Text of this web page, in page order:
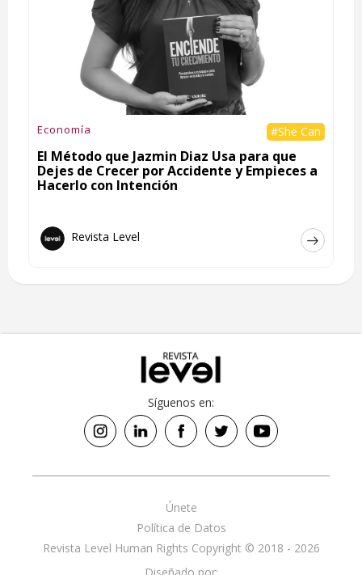
Economía #She Can
El Método que Jazmin Diaz Usa para que
Dejes de Crecer por Accidente y Empieces a
Hacerlo con Intención
Revista Level
Síguenos en:
Revista Level Human Rights Copyright © 2018 - 2026
Política de Datos
Únete